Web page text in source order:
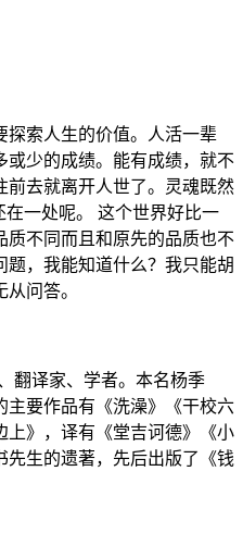
探索人生的价值。人活一辈
或少的成绩。能有成绩，就不
前去就离开人世了。灵魂既然
在一处呢。 这个世界好比一
质不同而且和原先的品质也不
，我能知道什么？我只能胡
问答。
翻译家、学者。本名杨季
主要作品有《洗澡》《干校六
上》，译有《堂吉诃德》《小
生的遗著，先后出版了《钱